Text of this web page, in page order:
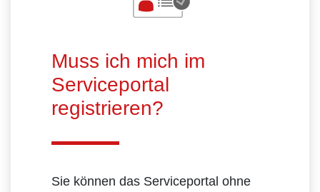
Muss ich mich im
Serviceportal
registrieren?
Sie können das Serviceportal ohne